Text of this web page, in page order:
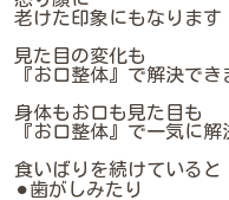
老けた印象にもなります
見た目の変化も
『お口整体』で解決でき
身体もお口も見た目も
『お口整体』で一気に
食いばりを続けていると
⚫︎歯がしみたり